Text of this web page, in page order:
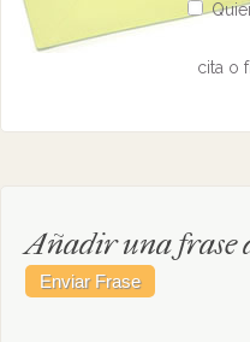
cita o
Añadir una frase